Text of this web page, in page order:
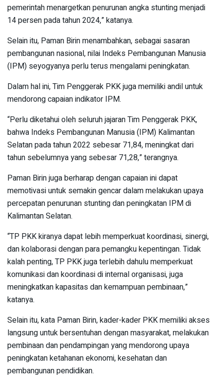
pemerintah menargetkan penurunan angka stunting menjadi
14 persen pada tahun 2024,” katanya.
Selain itu, Paman Birin menambahkan, sebagai sasaran
pembangunan nasional, nilai Indeks Pembangunan Manusia
(IPM) seyogyanya perlu terus mengalami peningkatan.
Dalam hal ini, Tim Penggerak PKK juga memiliki andil untuk
mendorong capaian indikator IPM.
“Perlu diketahui oleh seluruh jajaran Tim Penggerak PKK,
bahwa Indeks Pembangunan Manusia (IPM) Kalimantan
Selatan pada tahun 2022 sebesar 71,84, meningkat dari
tahun sebelumnya yang sebesar 71,28,” terangnya.
Paman Birin juga berharap dengan capaian ini dapat
memotivasi untuk semakin gencar dalam melakukan upaya
percepatan penurunan stunting dan peningkatan IPM di
Kalimantan Selatan.
“TP PKK kiranya dapat lebih memperkuat koordinasi, sinergi,
dan kolaborasi dengan para pemangku kepentingan. Tidak
kalah penting, TP PKK juga terlebih dahulu memperkuat
komunikasi dan koordinasi di internal organisasi, juga
meningkatkan kapasitas dan kemampuan pembinaan,”
katanya.
Selain itu, kata Paman Birin, kader-kader PKK memiliki akses
langsung untuk bersentuhan dengan masyarakat, melakukan
pembinaan dan pendampingan yang mendorong upaya
peningkatan ketahanan ekonomi, kesehatan dan
pembangunan pendidikan.